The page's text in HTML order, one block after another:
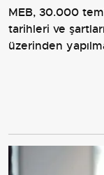
MEB, 30.000
tarihleri ve
üzerinden